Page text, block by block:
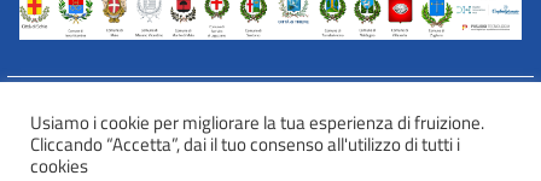
INFORMATIVA WEB PRIVACY E COOKIES
Usiamo i cookie per migliorare la tua esperienza di fruizione.
Cliccando “Accetta”, dai il tuo consenso all'utilizzo di tutti i
cookies